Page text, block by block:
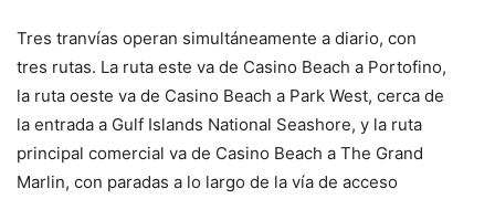
Tres tranvías operan simultáneamente a diario, con
tres rutas. La ruta este va de Casino Beach a Portofino,
la ruta oeste va de Casino Beach a Park West, cerca de
la entrada a Gulf Islands National Seashore, y la ruta
principal comercial va de Casino Beach a The Grand
Marlin, con paradas a lo largo de la vía de acceso